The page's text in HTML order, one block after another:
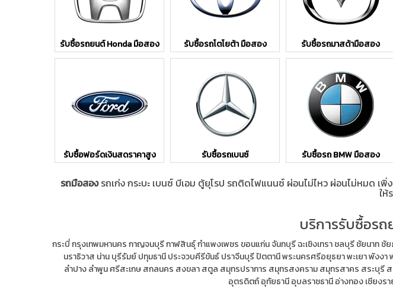
รับซื้อรถยนต์ Honda มือสอง รับซื้อรถโตโยต้า มือสอง รับซื้อรถมาสด้ามือสอง
รับซื้อฟอร์ดเงินสดราคาสูง รับซื้อรถเบนซ์ รับซื้อรถ BMW มือสอง
รถมือสองรถเก่ง กระบะ เบนซ์ บีเอม ตู้ยุโรป รถติดไฟแนนซ์ ผ่อนไม่ไหว ผ่อนไม่หมด เ
ให้
บริการรับซื้อรถ
กระบี่กรุงเทพมหานครกาญจนบุรีกาฬสินธุ์กำแพงเพชร ขอนแก่น จันทบุรี ฉะเชิงเทรา ชลบุรี ชัยนาท ชั
นราธิวาส น่าน บุรีรัมย์ ปทุมธานี ประจวบคีรีขันธ์ ปราจีนบุรี ปัตตานีพระนครศรีอยุธยาพะเยาพังงา
ลำปางลำพูนศรีสะเกษสกลนคร สงขลาสตูล สมุทรปราการ สมุทรสงครามสมุทรสาคร สระบุรี
อุตรดิตถ์ อุทัยธานี อุบลราชธานี อ่างทอง เชียงร